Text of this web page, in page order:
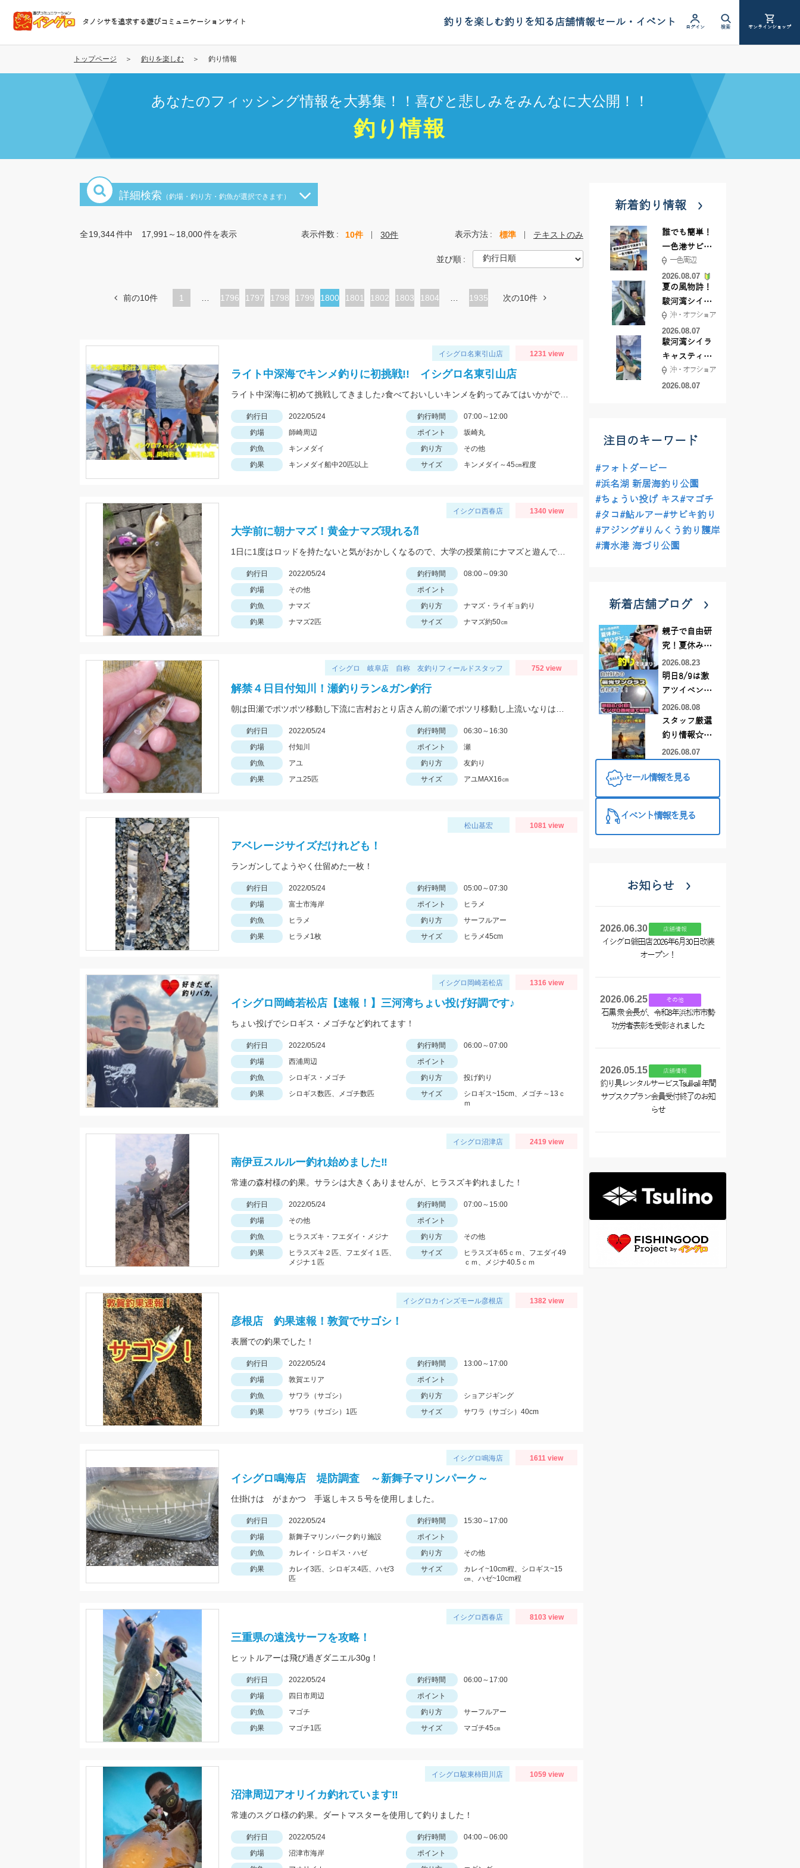
コ
テ
タノシサを追求する遊びコミュニケーションサイト 釣りを楽しむ釣りを知る店舗情報セール・イベント ログイン 検索 オンラインショップ
トップページ 釣りを楽しむ 釣り情報
あなたのフィッシング情報を大募集！！喜びと悲しみをみんなに大公開！！
釣り情報
詳細検索 （釣場・釣り方・釣魚が選択できます）
全19,344件中 17,991～18,000件を表示 表示件数 10件 30件 表示方法 標準 テキストのみ
並び順
前の10件 1
ペ
1796
ペ
1797
ペ
1798
ペ
1799
カ
ペ
1800
ペ
1801
ペ
1802
ペ
1803
ペ
1804 1935 次の10件
イシグロ名東引山店 1231 view
ライト中深海でキンメ釣りに初挑戦!! イシグロ名東引山店
釣行日 2022/05/24 釣行時間
07:00～12:00
釣場
師崎周辺 ポイント
坂崎丸
釣魚
キンメダイ 釣り方
その他
釣果
キンメダイ船中20匹以上 サイズ キンメダイ～45㎝程度
イシグロ西春店 1340 view
大学前に朝ナマズ！黄金ナマズ現れる⁈
釣行日 2022/05/24 釣行時間
08:00～09:30
釣場
その他
ポイント
釣魚
ナマズ 釣り方
ナマズ・ライギョ釣り
釣果
ナマズ2匹 サイズ ナマズ約50㎝
イシグロ 岐阜店 自称 友釣りフィールドスタッフ 752 view
解禁４日目付知川！瀬釣りラン&ガン釣行
釣行日 2022/05/24 釣行時間
06:30～16:30
釣場
付知川 ポイント
瀬
釣魚
アユ 釣り方
友釣り
釣果
アユ25匹 サイズ アユMAX16㎝
松山基宏 1081 view
アベレージサイズだけれども！
ランガンしてようやく仕留めた一枚！
釣行日 2022/05/24 釣行時間
05:00～07:30
釣場
富士市海岸 ポイント
ヒラメ
釣魚
ヒラメ 釣り方
サーフルアー
釣果
ヒラメ1枚 サイズ ヒラメ45cm
イシグロ岡崎若松店 1316 view
イシグロ岡崎若松店【速報！】三河湾ちょい投げ好調です♪
ちょい投げでシロギス・メゴチなど釣れてます！
釣行日 2022/05/24 釣行時間
06:00～07:00
釣場
西浦周辺
ポイント
釣魚
シロギス・メゴチ 釣り方
投げ釣り
釣果
シロギス数匹、メゴチ数匹 サイズ
シロギス~15cm、メゴチ～13ｃ
ｍ
イシグロ沼津店 2419 view
南伊豆スルルー釣れ始めました‼
常連の森村様の釣果。サラシは大きくありませんが、ヒラスズキ釣れました！
釣行日 2022/05/24 釣行時間
07:00～15:00
釣場
その他
ポイント
釣魚
ヒラスズキ・フエダイ・メジナ 釣り方
その他
釣果
ヒラスズキ２匹、フエダイ１匹、
メジナ１匹
サイズ
ヒラスズキ65ｃｍ、フエダイ49
ｃｍ、メジナ40.5ｃｍ
イシグロカインズモール彦根店 1382 view
彦根店 釣果速報！敦賀でサゴシ！
表層での釣果でした！
釣行日 2022/05/24 釣行時間
13:00～17:00
釣場
敦賀エリア
ポイント
釣魚
サワラ（サゴシ） 釣り方
ショアジギング
釣果
サワラ（サゴシ）1匹 サイズ サワラ（サゴシ）40cm
イシグロ鳴海店 1611 view
イシグロ鳴海店 堤防調査 ～新舞子マリンパーク～
仕掛けは がまかつ 手返しキス５号を使用しました。
釣行日 2022/05/24 釣行時間
15:30～17:00
釣場
新舞子マリンパーク釣り施設
ポイント
釣魚
カレイ・シロギス・ハゼ 釣り方
その他
釣果
カレイ3匹、シロギス4匹、ハゼ3
匹
サイズ
カレイ~10cm程、シロギス~15
㎝、ハゼ~10cm程
イシグロ西春店 8103 view
三重県の遠浅サーフを攻略！
ヒットルアーは飛び過ぎダニエル30g！
釣行日 2022/05/24 釣行時間
06:00～17:00
釣場
四日市周辺
ポイント
釣魚
マゴチ 釣り方
サーフルアー
釣果
マゴチ1匹 サイズ マゴチ45㎝
イシグロ駿東柿田川店 1059 view
沼津周辺アオリイカ釣れています‼
常連のスグロ様の釣果。ダートマスターを使用して釣りました！
釣行日 2022/05/24 釣行時間
04:00～06:00
釣場
沼津市海岸
ポイント
新着釣り情報
誰でも簡単！
一色港サビキ
＆ちょい投げ
一色周辺
2026.08.07
夏の風物詩！
駿河湾シイラ
キャスティン
グ行ってきま
した！！
沖・オフショア
2026.08.07
駿河湾シイラ
キャスティン
グ行ってきま
した！
沖・オフショア
2026.08.07
注目のキーワード
#フォトダービー
#浜名湖 新居海釣り公園
#ちょうい投げ キス#マゴチ
#タコ#鮎ルアー#サビキ釣り
#アジング#りんくう釣り護岸
#清水港 海づり公園
新着店舗ブログ
親子で自由研
究！夏休みに
釣りデビュー
2026.08.23
明日8/9は激
アツイベント
日！！！～オ
ーダー偏光グ
ラス受注会～
2026.08.08
スタッフ厳選
釣り情報☆彡
連休は何釣り
♪【イシグロ
2026.08.07
セール情報を見る
イベント情報を見る
お知らせ
2026.06.30 店舗情報
イシグロ磐田店 2026年6月30日改装
オープン！
2026.06.25 その他
石黒 衆 会長が、令和8年浜松市市勢
功労者表彰を受彰されました
2026.05.15 店舗情報
釣り具レンタルサービスTsulikali 年間
サブスクプラン会員受付終了のお知
らせ